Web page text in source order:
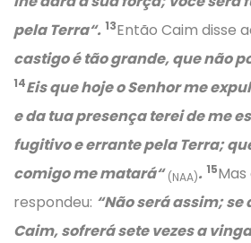
pelaTerra“. 13Então Caim disse
castigo é tão grande, que não
14Eis que hojeo Senhorme
e da tua presença terei de me
fugitivo e errante pelaTerra;
comigo me matará“ (NAA). 15Mas
respondeu: “Não será assim;
Caim, sofrerá sete vezes a